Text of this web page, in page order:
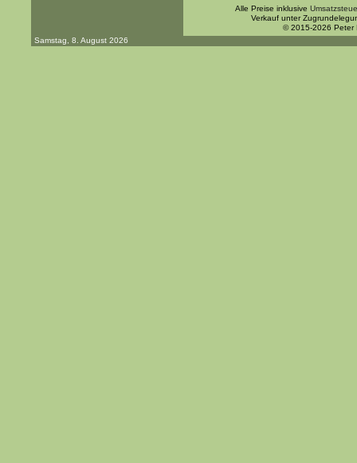
Alle Preise inklusive
Verkauf unter
© 2015-2026 Peter
Samstag, 8. August 2026